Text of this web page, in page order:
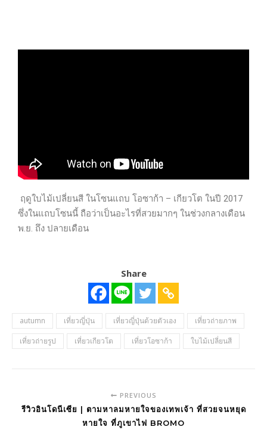
ฤดูใบไม้เปลี่ยนสี ในโซนแถบ โอซาก้า – เกียวโต ในปี 2017
ซึ่งในแถบโซนนี้ ถือว่าเป็นอะไรที่สวยมากๆ ในช่วงกลางเดือน
พ.ย. ถึง ปลายเดือน
Share
autumn เที่ยวญี่ปุ่น เที่ยวญี่ปุ่นด้วยตัวเอง
เที่ยวถ่ายภาพ
เที่ยวถ่ายรูป
เที่ยวเกียวโต เที่ยวโอซาก้า ใบไม้เปลี่ยนสี
PREVIOUS
รีวิวอินโดนีเซีย | ตามหาลมหายใจของเทพเจ้า ที่สวยจนหยุด
หายใจ ที่ภูเขาไฟ BROMO